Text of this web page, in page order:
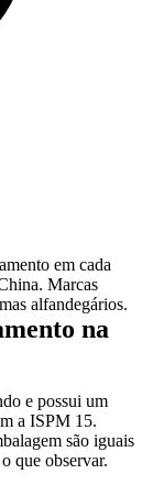
em cada
Marcas
alfandegários.
na
e possui um
a ISPM 15.
são iguais
que observar.